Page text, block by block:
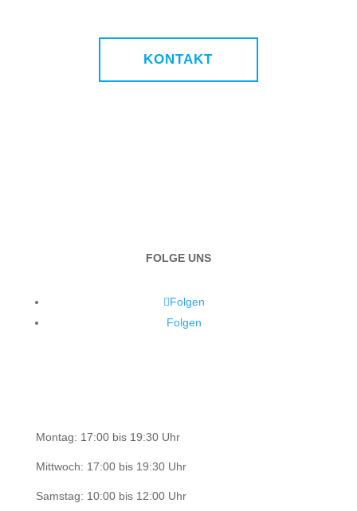
KONTAKT
FOLGE UNS
Folgen
Folgen
Montag: 17:00 bis 19:30 Uhr
Mittwoch: 17:00 bis 19:30 Uhr
Samstag: 10:00 bis 12:00 Uhr